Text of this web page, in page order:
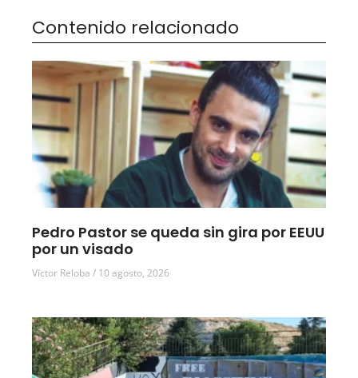
Contenido relacionado
Pedro Pastor se queda sin gira por EEUU
por un visado
Víctor Reloba 10 agosto, 2026